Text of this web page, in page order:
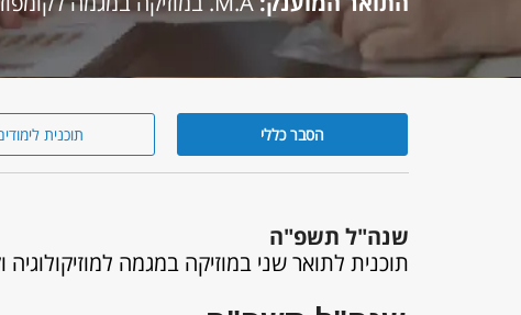
הסבר כללי תוכנית
שנה"ל תשפ"ה
תוכנית לתואר שני במוזיקה במגמה למוזיקולוגיה